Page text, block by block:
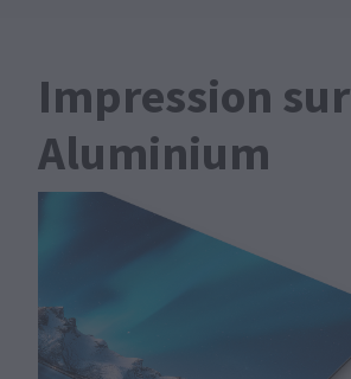
Impression sur
Aluminium